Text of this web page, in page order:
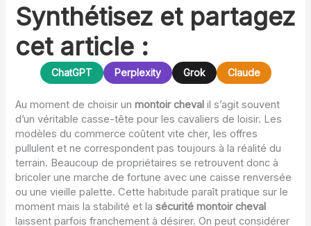
Synthétisez et partagez
cet article :
ChatGPT Perplexity Grok Claude
Au moment de choisir unmontoir cheval il s’agit souvent
d’un véritable casse-tête pour les cavaliers de loisir. Les
modèles du commerce coûtent vite cher, les offres
pullulent et ne correspondent pas toujours à la réalité du
terrain. Beaucoup de propriétaires se retrouvent donc à
bricoler une marche de fortune avec une caisse renversée
ou une vieille palette. Cette habitude paraît pratique sur le
moment mais la stabilité et lasécurité montoir cheval
laissent parfois franchement à désirer. On peut considérer